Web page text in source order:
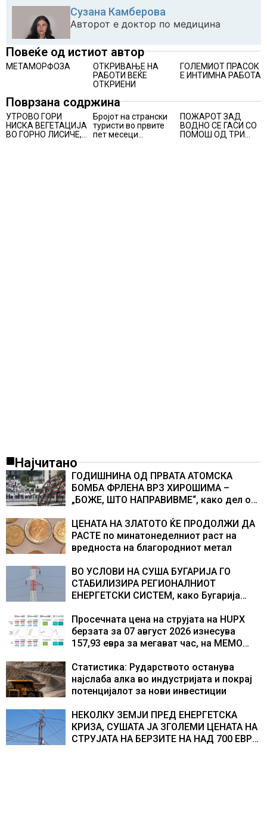
Сузана Камберова
Авторот е доктор по медицина
Повеќе од истиот автор
МЕТАМОРФОЗА
ОТКРИВАЊЕ НА
РАБОТИ ВЕЌЕ
ОТКРИЕНИ
ГОЛЕМИОТ ПРАСОК
Е ИНТИМНА РАБОТА
Поврзана содржина
УТРОВО ГОРИ
НИСКА ВЕГЕТАЦИЈА
ВО ГОРНО ЛИСИЧЕ,
Бројот на странски
туристи во првите
пет месеци
ПОЖАРОТ ЗАД
ВОДНО СЕ ГАСИ СО
ПОМОШ ОД ТРИ
Најчитано
ГОДИШНИНА ОД ПРВАТА АТОМСКА
БОМБА ФРЛЕНА ВРЗ ХИРОШИМА –
„БОЖЕ, ШТО НАПРАВИВМЕ“, како дел од
учесниците во бомбардирањето го
доживуваа овој настан што го промени
текот на историјата
ЦЕНАТА НА ЗЛАТОТО ЌЕ ПРОДОЛЖИ ДА
РАСТЕ по минатонеделниот раст на
вредноста на благородниот метал
ВО УСЛОВИ НА СУША БУГАРИЈА ГО
СТАБИЛИЗИРА РЕГИОНАЛНИОТ
ЕНЕРГЕТСКИ СИСТЕМ, како Бугарија
складирање на енергија од батерии
Просечната цена на струјата на HUPX
берзата за 07 август 2026 изнесува
157,93 евра за мегават час, на МЕМО
Статистика: Рударството останува
најслаба алка во индустријата и покрај
потенцијалот за нови инвестиции
НЕКОЛКУ ЗЕМЈИ ПРЕД ЕНЕРГЕТСКА
КРИЗА, СУШАТА ЈА ЗГОЛЕМИ ЦЕНАТА НА
СТРУЈАТА НА БЕРЗИТЕ НА НАД 700 ЕВРА